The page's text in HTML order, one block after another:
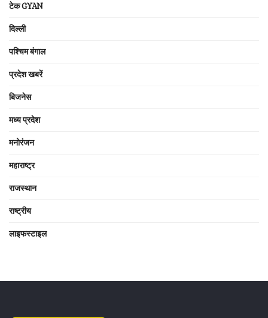
टेक GYAN
दिल्ली
पश्चिम बंगाल
प्रदेश खबरें
बिजनेस
मध्य प्रदेश
मनोरंजन
महाराष्ट्र
राजस्थान
राष्ट्रीय
लाइफस्टाइल